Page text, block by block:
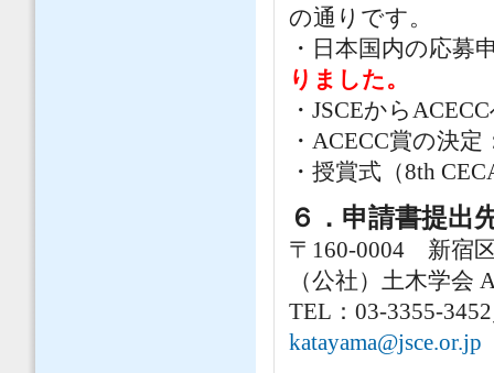
の通りです。
・日本国内の応募
りました。
・JSCEから
・ACECC賞の決定
・授賞式（8th
６．申請書提出
〒160-0004 新宿
（公社）土木学会
TEL：03-3355-
katayama@jsce.or.jp